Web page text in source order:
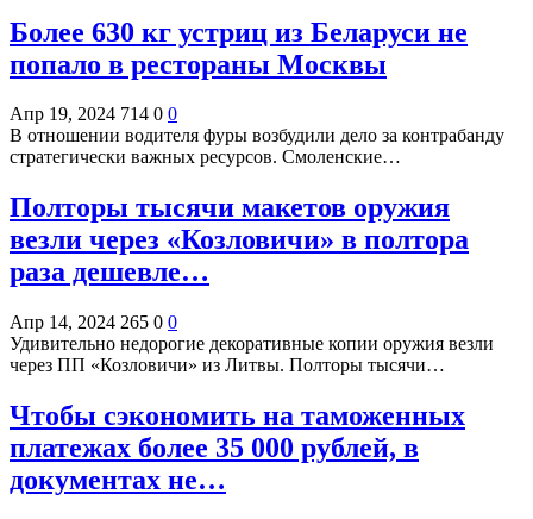
Более 630 кг устриц из Беларуси не
попало в рестораны Москвы
Апр 19, 2024 714 0 0
В отношении водителя фуры возбудили дело за контрабанду
стратегически важных ресурсов. Смоленские…
Полторы тысячи макетов оружия
везли через «Козловичи» в полтора
раза дешевле…
Апр 14, 2024 265 0 0
Удивительно недорогие декоративные копии оружия везли
через ПП «Козловичи» из Литвы. Полторы тысячи…
Чтобы сэкономить на таможенных
платежах более 35 000 рублей, в
документах не…